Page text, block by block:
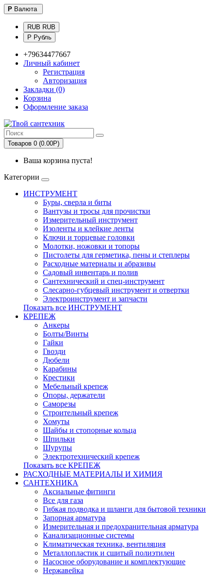
Р Валюта
RUB RUB
Р Рубль
+79634477667
Личный кабинет
Регистрация
Авторизация
Закладки (0)
Корзина
Оформление заказа
Товаров 0 (0.00Р)
Ваша корзина пуста!
Категории
ИНСТРУМЕНТ
Буры, сверла и биты
Вантузы и тросы для прочистки
Измерительный инструмент
Изоленты и клейкие ленты
Ключи и торцевые головки
Молотки, ножовки и топоры
Пистолеты для герметика, пены и степлеры
Расходные материалы и абразивы
Садовый инвентарь и полив
Сантехнический и спец-инструмент
Слесарно-губцевый инструмент и отвертки
Электроинструмент и запчасти
Показать все ИНСТРУМЕНТ
КРЕПЕЖ
Анкеры
Болты/Винты
Гайки
Гвозди
Дюбели
Карабины
Крестики
Мебельный крепеж
Опоры, держатели
Саморезы
Строительный крепеж
Хомуты
Шайбы и стопорные кольца
Шпильки
Шурупы
Электротехнический крепеж
Показать все КРЕПЕЖ
РАСХОДНЫЕ МАТЕРИАЛЫ И ХИМИЯ
САНТЕХНИКА
Аксиальные фитинги
Все для газа
Гибкая подводка и шланги для бытовой техники
Запорная арматура
Измерительная и предохранительная арматура
Канализационные системы
Климатическая техника, вентиляция
Металлопластик и сшитый полиэтилен
Насосное оборудование и комплектующие
Нержавейка